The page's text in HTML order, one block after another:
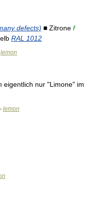
defects) ■ Zitrone f
RAL 1012
lemon
eigentlich nur "Limone" im
lemon